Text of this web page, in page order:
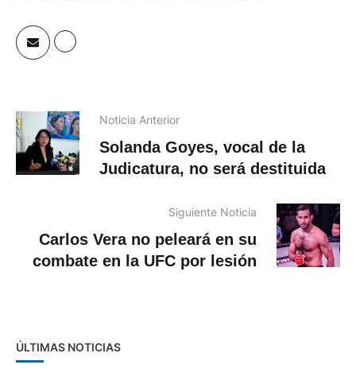
Noticia Anterior
Solanda Goyes, vocal de la
Judicatura, no será destituida
Siguiente Noticia
Carlos Vera no peleará en su
combate en la UFC por lesión
ÚLTIMAS NOTICIAS